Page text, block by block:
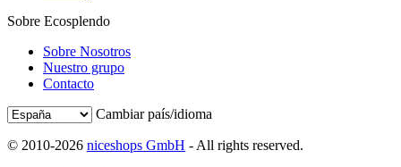
Sobre Ecosplendo
Sobre Nosotros
Nuestro grupo
Contacto
Cambiar país/idioma
© 2010-2026 niceshops GmbH - All rights reserved.